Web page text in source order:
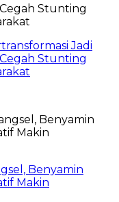
Jadi
Stunting
Benyamin
Makin